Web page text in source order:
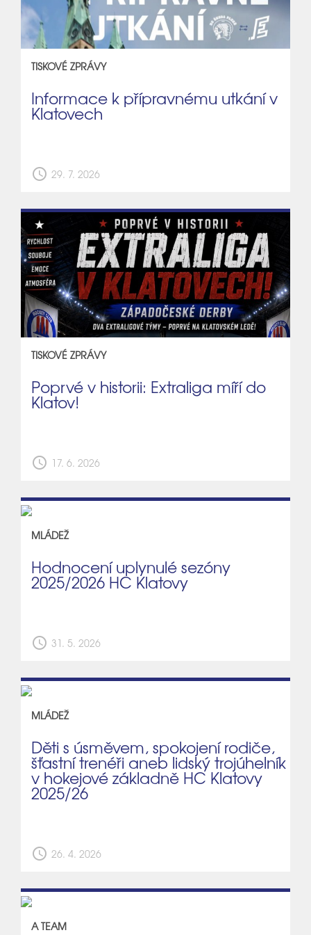
TISKOVÉ ZPRÁVY
Informace k přípravnému utkání v
Klatovech
schedule 29. 7. 2026
TISKOVÉ ZPRÁVY
Poprvé v historii: Extraliga míří do
Klatov!
schedule 17. 6. 2026
MLÁDEŽ
Hodnocení uplynulé sezóny
2025/2026 HC Klatovy
schedule 31. 5. 2026
MLÁDEŽ
Děti s úsměvem, spokojení rodiče,
šťastní trenéři aneb lidský trojúhelník
v hokejové základně HC Klatovy
2025/26
schedule 26. 4. 2026
A TEAM